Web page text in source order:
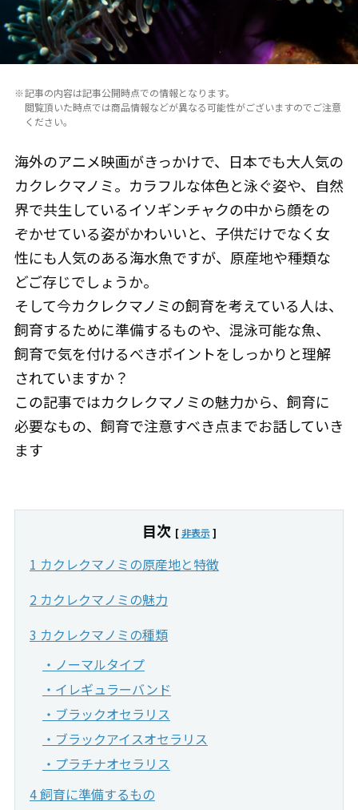
記事の内容は記事公開時点での情報となります。
閲覧頂いた時点では商品情報などが異なる可能性がございますのでご注意
ください。
海外のアニメ映画がきっかけで、日本でも大人気の
カクレクマノミ。カラフルな体色と泳ぐ姿や、自然
界で共生しているイソギンチャクの中から顔をの
ぞかせている姿がかわいいと、子供だけでなく女
性にも人気のある海水魚ですが、原産地や種類な
どご存じでしょうか。
そして今カクレクマノミの飼育を考えている人は、
飼育するために準備するものや、混泳可能な魚、
飼育で気を付けるべきポイントをしっかりと理解
されていますか？
この記事ではカクレクマノミの魅力から、飼育に
必要なもの、飼育で注意すべき点までお話していき
ます
目次 [非表示]
1 カクレクマノミの原産地と特徴
2 カクレクマノミの魅力
3 カクレクマノミの種類
・ノーマルタイプ
・イレギュラーバンド
・ブラックオセラリス
・ブラックアイスオセラリス
・プラチナオセラリス
4 飼育に準備するもの